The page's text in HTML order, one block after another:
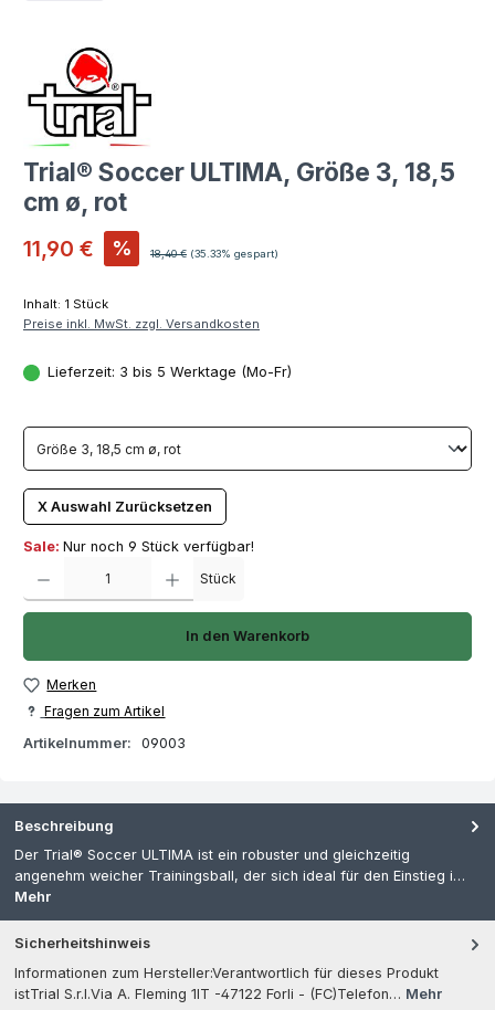
Trial® Soccer ULTIMA, Größe 3, 18,5
cm ø, rot
Verkaufspreis:
11,90 € % Regulärer Preis:
18,40 € (35.33% gespart)
Inhalt: 1 Stück
Preise inkl. MwSt. zzgl. Versandkosten
Lieferzeit: 3 bis 5 Werktage (Mo-Fr)
X Auswahl Zurücksetzen
Sale: Nur noch 9 Stück verfügbar!
Stück
In den Warenkorb
Merken
Fragen zum Artikel
Artikelnummer:
09003
Beschreibung
Der Trial® Soccer ULTIMA ist ein robuster und gleichzeitig
angenehm weicher Trainingsball, der sich ideal für den Einstieg i…
Mehr
Sicherheitshinweis
Informationen zum Hersteller:Verantwortlich für dieses Produkt
istTrial S.r.l.Via A. Fleming 1IT -47122 Forli - (FC)Telefon… Mehr